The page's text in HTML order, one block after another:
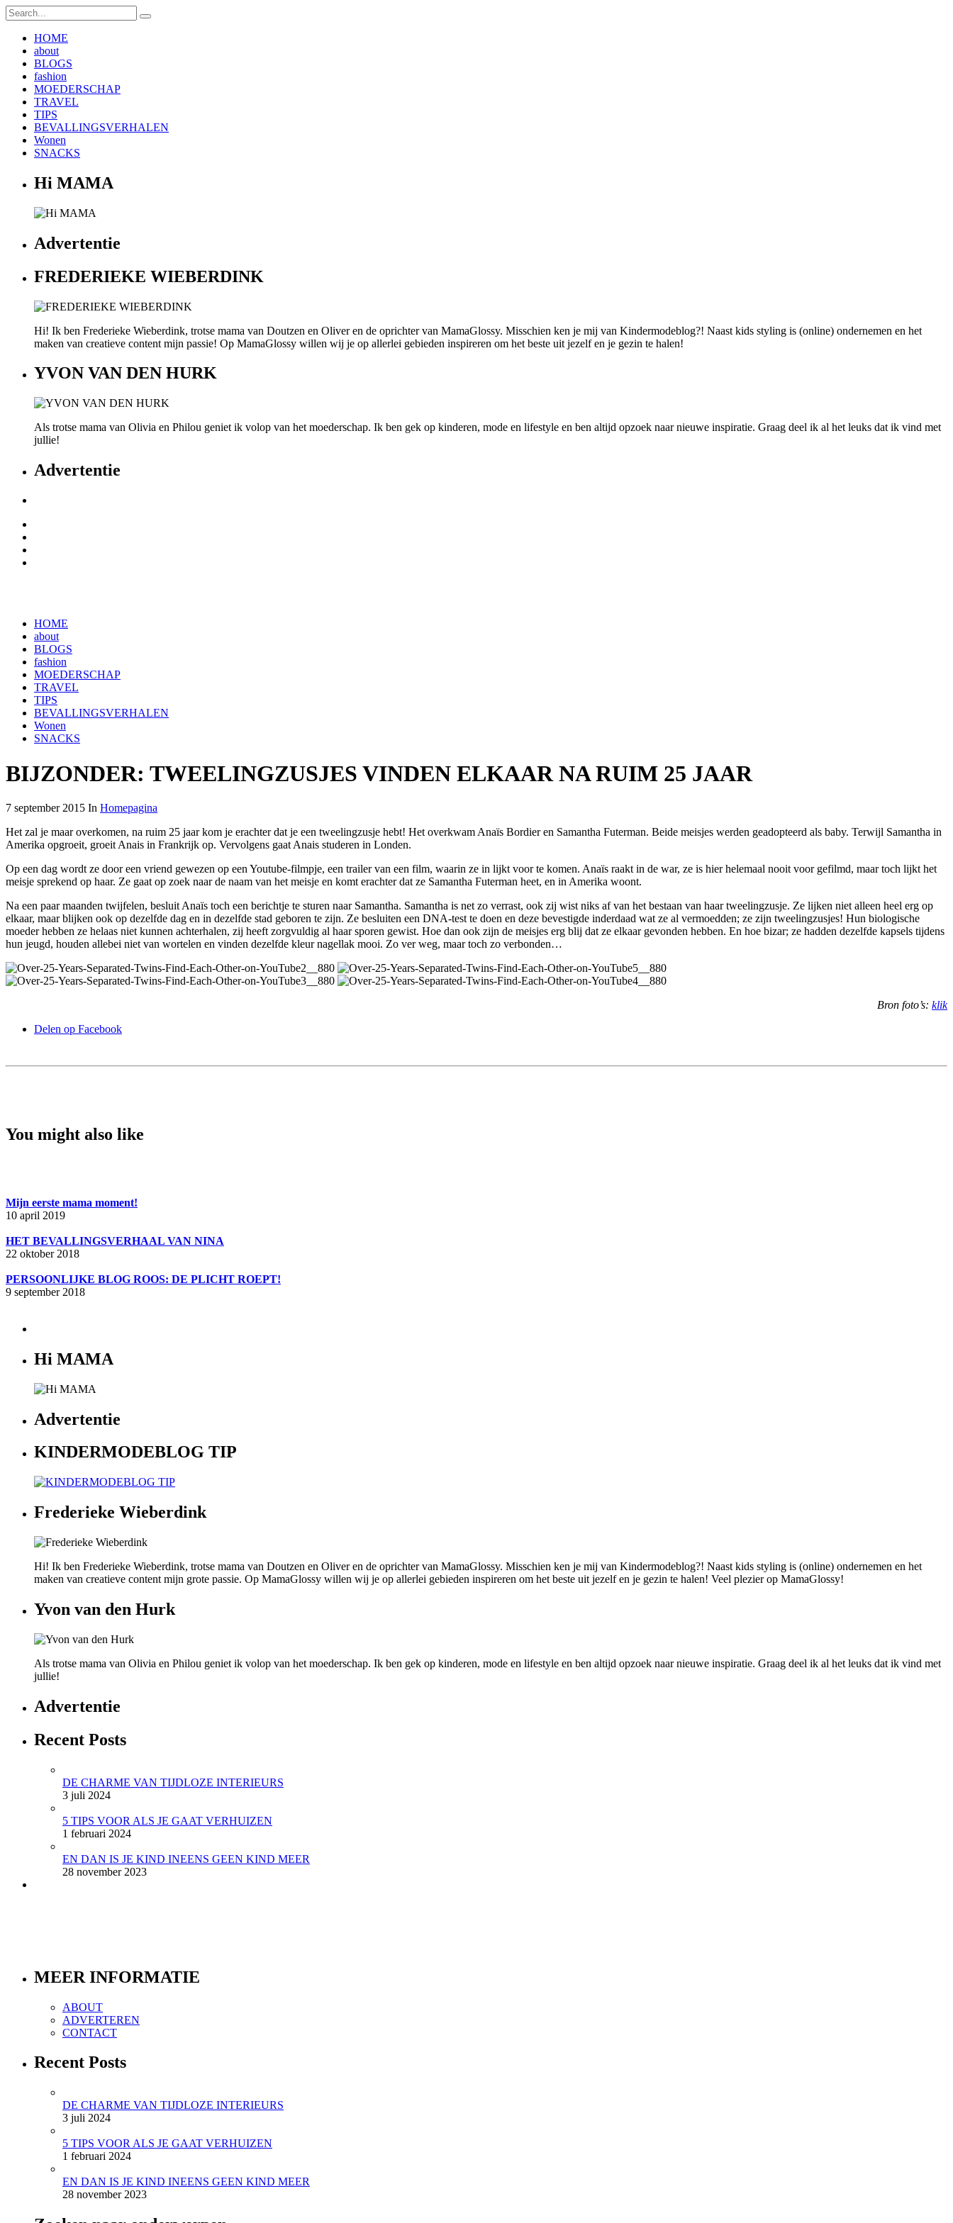
HOME
about
BLOGS
fashion
MOEDERSCHAP
TRAVEL
TIPS
BEVALLINGSVERHALEN
Wonen
SNACKS
Hi MAMA
Advertentie
FREDERIEKE WIEBERDINK
Hi! Ik ben Frederieke Wieberdink, trotse mama van Doutzen en Oliver en de oprichter van MamaGlossy. Misschien ken je mij van Kindermodeblog?! Naast kids styling is (online) ondernemen en het
maken van creatieve content mijn passie! Op MamaGlossy willen wij je op allerlei gebieden inspireren om het beste uit jezelf en je gezin te halen!
YVON VAN DEN HURK
Als trotse mama van Olivia en Philou geniet ik volop van het moederschap. Ik ben gek op kinderen, mode en lifestyle en ben altijd opzoek naar nieuwe inspiratie. Graag deel ik al het leuks dat ik vind met
jullie!
Advertentie
HOME
about
BLOGS
fashion
MOEDERSCHAP
TRAVEL
TIPS
BEVALLINGSVERHALEN
Wonen
SNACKS
BIJZONDER: TWEELINGZUSJES VINDEN ELKAAR NA RUIM 25 JAAR
7 september 2015 In Homepagina
Het zal je maar overkomen, na ruim 25 jaar kom je erachter dat je een tweelingzusje hebt! Het overkwam Anaïs Bordier en Samantha Futerman. Beide meisjes werden geadopteerd als baby. Terwijl Samantha in
Amerika opgroeit, groeit Anais in Frankrijk op. Vervolgens gaat Anais studeren in Londen.
Op een dag wordt ze door een vriend gewezen op een Youtube-filmpje, een trailer van een film, waarin ze in lijkt voor te komen. Anaïs raakt in de war, ze is hier helemaal nooit voor gefilmd, maar toch lijkt het
meisje sprekend op haar. Ze gaat op zoek naar de naam van het meisje en komt erachter dat ze Samantha Futerman heet, en in Amerika woont.
Na een paar maanden twijfelen, besluit Anaïs toch een berichtje te sturen naar Samantha. Samantha is net zo verrast, ook zij wist niks af van het bestaan van haar tweelingzusje. Ze lijken niet alleen heel erg op
elkaar, maar blijken ook op dezelfde dag en in dezelfde stad geboren te zijn. Ze besluiten een DNA-test te doen en deze bevestigde inderdaad wat ze al vermoedden; ze zijn tweelingzusjes! Hun biologische
moeder hebben ze helaas niet kunnen achterhalen, zij heeft zorgvuldig al haar sporen gewist. Hoe dan ook zijn de meisjes erg blij dat ze elkaar gevonden hebben. En hoe bizar; ze hadden dezelfde kapsels tijdens
hun jeugd, houden allebei niet van wortelen en vinden dezelfde kleur nagellak mooi. Zo ver weg, maar toch zo verbonden…
Bron foto’s: klik
Delen op Facebook
You might also like
Mijn eerste mama moment!
10 april 2019
HET BEVALLINGSVERHAAL VAN NINA
22 oktober 2018
PERSOONLIJKE BLOG ROOS: DE PLICHT ROEPT!
9 september 2018
Hi MAMA
Advertentie
KINDERMODEBLOG TIP
Frederieke Wieberdink
Hi! Ik ben Frederieke Wieberdink, trotse mama van Doutzen en Oliver en de oprichter van MamaGlossy. Misschien ken je mij van Kindermodeblog?! Naast kids styling is (online) ondernemen en het
maken van creatieve content mijn grote passie. Op MamaGlossy willen wij je op allerlei gebieden inspireren om het beste uit jezelf en je gezin te halen! Veel plezier op MamaGlossy!
Yvon van den Hurk
Als trotse mama van Olivia en Philou geniet ik volop van het moederschap. Ik ben gek op kinderen, mode en lifestyle en ben altijd opzoek naar nieuwe inspiratie. Graag deel ik al het leuks dat ik vind met
jullie!
Advertentie
Recent Posts
DE CHARME VAN TIJDLOZE INTERIEURS
3 juli 2024
5 TIPS VOOR ALS JE GAAT VERHUIZEN
1 februari 2024
EN DAN IS JE KIND INEENS GEEN KIND MEER
28 november 2023
MEER INFORMATIE
ABOUT
ADVERTEREN
CONTACT
Recent Posts
DE CHARME VAN TIJDLOZE INTERIEURS
3 juli 2024
5 TIPS VOOR ALS JE GAAT VERHUIZEN
1 februari 2024
EN DAN IS JE KIND INEENS GEEN KIND MEER
28 november 2023